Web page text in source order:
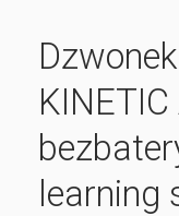
learning